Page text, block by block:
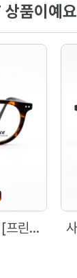
품이예요
원형뿔테(48)6color [프린스]98597